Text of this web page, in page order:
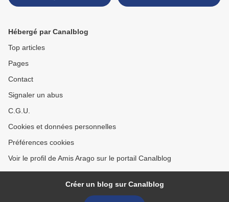
"la fabrication d'un
Hébergé par Canalblog
Top articles
Pages
Contact
Signaler un abus
C.G.U.
Cookies et données personnelles
Préférences cookies
Voir le profil de Amis Arago sur le portail Canalblog
Créer un blog sur Canalblog